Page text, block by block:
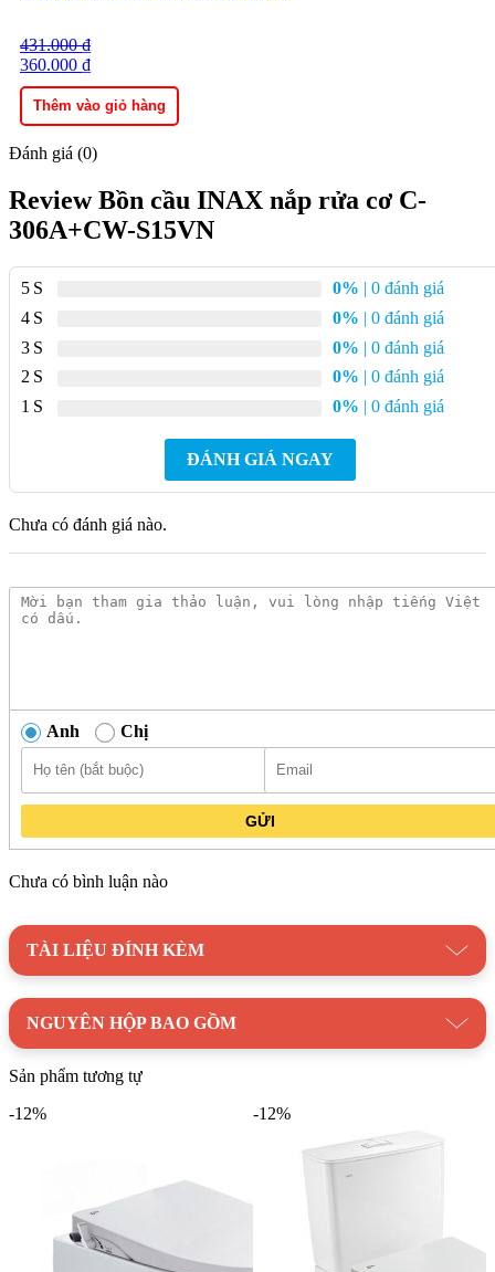
431.000₫
Giá
gốc
là:
431.000 ₫.
360.000 ₫
Giá
hiện
tại
là:
360.000 ₫.
Thêm vào giỏ hàng
Đánh giá (0)
Review Bồn cầu INAX nắp rửa cơ C-
306A+CW-S15VN
5 0% | 0 đánh giá
4
0% | 0 đánh giá
3
0% | 0 đánh giá
2
0% | 0 đánh giá
1
0% | 0 đánh giá
ĐÁNH GIÁ NGAY
Chưa có đánh giá nào.
Anh Chị
GỬI
Chưa có bình luận nào
TÀI LIỆU ĐÍNH KÈM
NGUYÊN HỘP BAO GỒM
Sản phẩm tương tự
-12%
-12%